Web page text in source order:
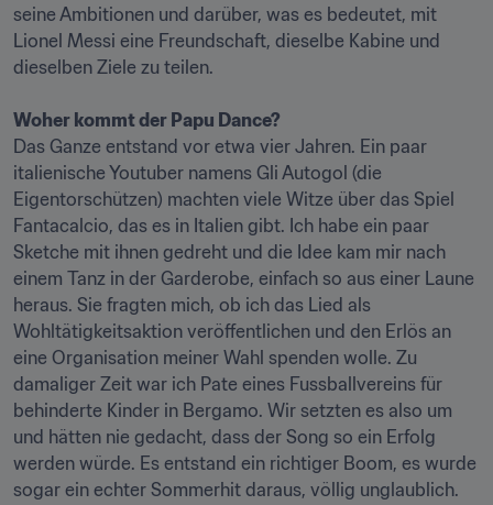
seine Ambitionen und darüber, was es bedeutet, mit
Lionel Messi eine Freundschaft, dieselbe Kabine und
dieselben Ziele zu teilen.
Woher kommt der Papu Dance?
Das Ganze entstand vor etwa vier Jahren. Ein paar
italienische Youtuber namens Gli Autogol (die
Eigentorschützen) machten viele Witze über das Spiel
Fantacalcio, das es in Italien gibt. Ich habe ein paar
Sketche mit ihnen gedreht und die Idee kam mir nach
einem Tanz in der Garderobe, einfach so aus einer Laune
heraus. Sie fragten mich, ob ich das Lied als
Wohltätigkeitsaktion veröffentlichen und den Erlös an
eine Organisation meiner Wahl spenden wolle. Zu
damaliger Zeit war ich Pate eines Fussballvereins für
behinderte Kinder in Bergamo. Wir setzten es also um
und hätten nie gedacht, dass der Song so ein Erfolg
werden würde. Es entstand ein richtiger Boom, es wurde
sogar ein echter Sommerhit daraus, völlig unglaublich.